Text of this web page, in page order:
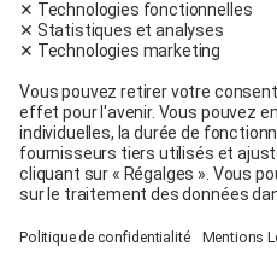
Youtube
Linkedin
Conditions générales
Mentions légales
Conditions d’utilisation
Conditions générales de
Conditions de garantie
Protection des données